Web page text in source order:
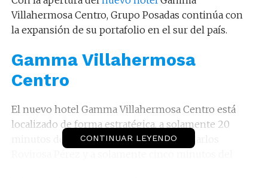
Villahermosa Centro, Grupo Posadas continúa con
la expansión de su portafolio en el sur del país.
Gamma Villahermosa
Centro
El nuevo hotel Gamma Villahermosa Centro está
localizado de forma estratégica, a solamente 20
minutos del Aeropuerto Internacional Carlos
CONTINUAR LEYENDO